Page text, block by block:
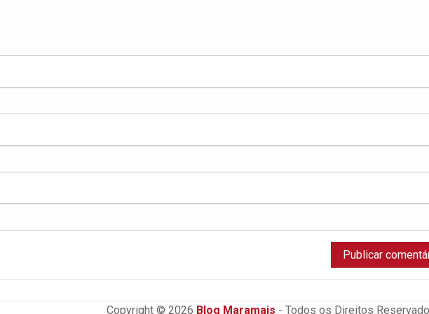
Copyright © 2026 Blog Maramais - Todos os Direitos